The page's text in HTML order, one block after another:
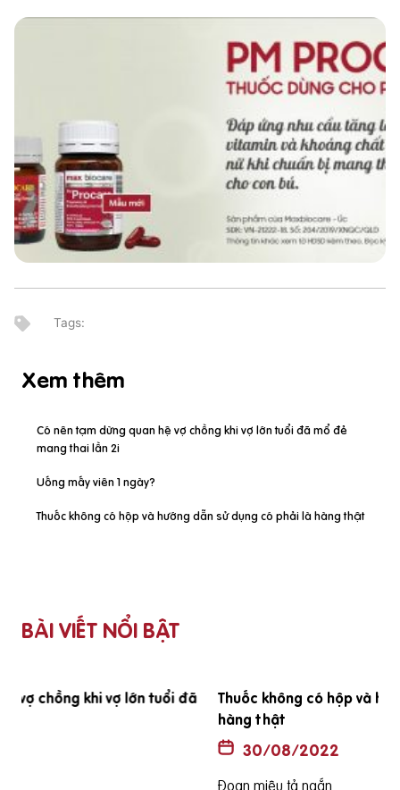
Xem thêm
Có nên tạm dừng quan hệ vợ chồng khi vợ lớn tuổi đã mổ đẻ
mang thai lần 2i
Uống mấy viên 1 ngày?
Thuốc không có hộp và hướng dẫn sử dụng có phải là hàng thật
BÀI VIẾT NỔI BẬT
Thuốc không có hộp và hướng dẫn sử dụng có phải là